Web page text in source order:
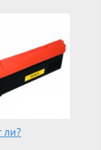
ли?